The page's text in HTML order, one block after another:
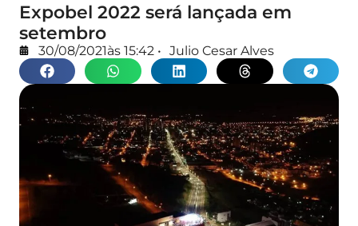
Expobel 2022 será lançada em
setembro
30/08/2021às 15:42 • Julio Cesar Alves